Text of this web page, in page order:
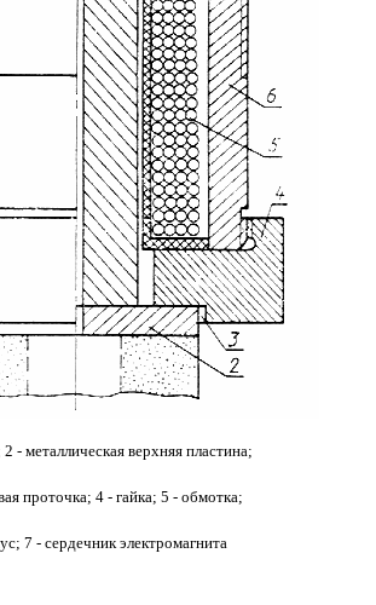
- металлическая верхняя пластина;
проточка; 4 - гайка; 5 - обмотка;
7 - сердечник электромагнита